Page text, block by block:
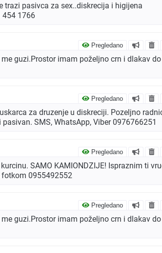
trazi pasivca za sex..diskrecija i higijena
454 1766
Pregledano
guzi.Prostor imam poželjno crn i dlakav do
Pregledano
za druzenje u diskreciji. Pozeljno
SMS, WhatsApp, Viber 0976766251
Pregledano
SAMO KAMIONDZIJE! Ispraznim ti
fotkom 0955492552
Pregledano
guzi.Prostor imam poželjno crn i dlakav do